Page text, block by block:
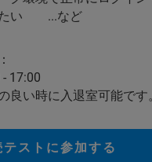
たい ...など
17:00
良い時に入退室可能です
テストに参加する